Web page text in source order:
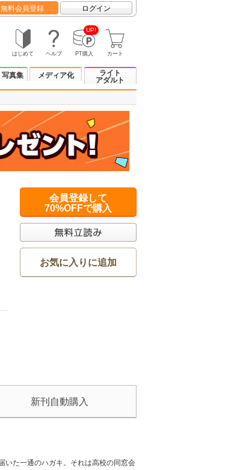
無料会員登録 ログイン
はじめて ヘルプ
UP!
PT購入 カート
写真集 メディア化
ライト
アダルト
会員登録して
70%OFFで購入
お気に入りに追加
新刊自動購入
た一通のハガキ。それは高校の同窓会